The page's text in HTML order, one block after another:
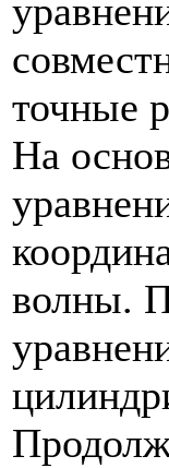
точные
На
волны.